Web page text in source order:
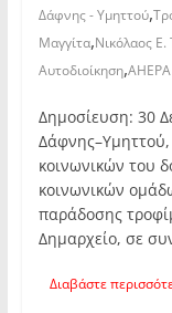
Δάφνης - Υμηττού,
Μαγγίτα,Νικόλαος Ε.
Αυτοδιοίκηση,
Δημοσίευση: 30
κοινωνικών του
κοινωνικών
παράδοσης
Δημαρχείο, σε
Διαβάστε